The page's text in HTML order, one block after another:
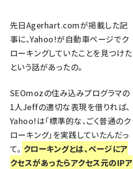
先日Agerhart.comが掲載した記
事に、Yahoo!が自動車ページでク
ローキングしていたことを見つけた
という話があったの。
SEOmozの住み込みプログラマの
1人Jeffの適切な表現を借りれば、
Yahoo!は「標準的な、ごく普通のク
ローキング」を実践していたんだっ
て。 クローキングとは、ページにア
クセスがあったらアクセス元のIPア